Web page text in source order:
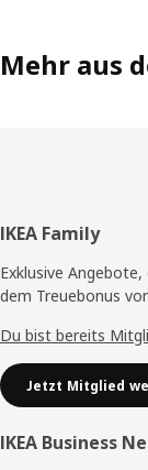
Mehr aus
Fußzeile
IKEA Family
Exklusive
dem Treuebonus
Du bist bereits
Jetzt Mitglied
IKEA Business